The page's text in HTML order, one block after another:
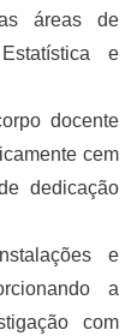
áreas de
e
docente
cem
dedicação
e
a
com